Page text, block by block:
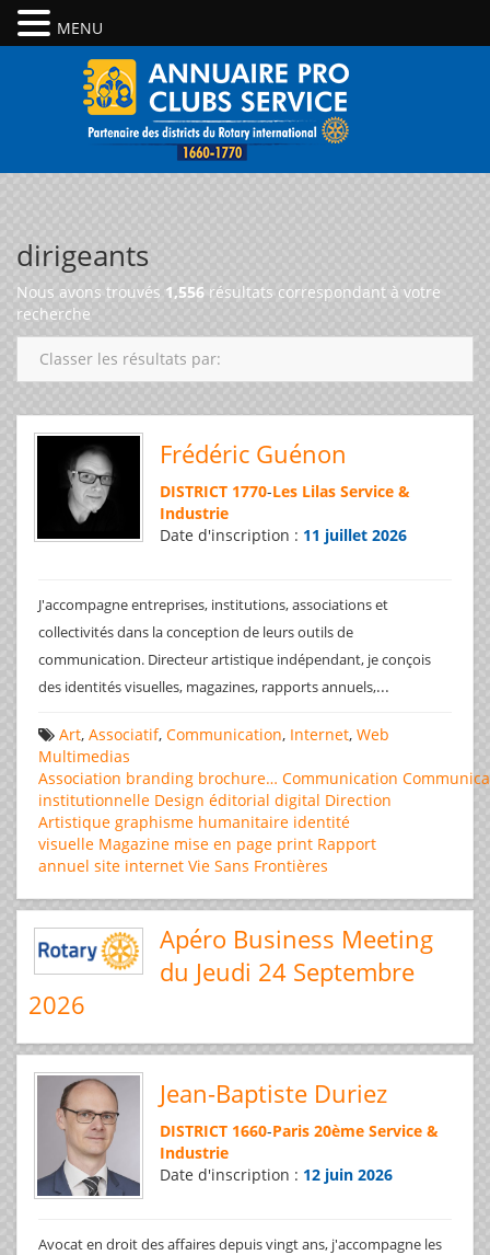
dirigeants
Nous avons trouvés 1,556 résultats correspondant à votre
recherche
Classer les résultats par:
Frédéric Guénon
DISTRICT 1770-Les Lilas Service &
Industrie
Date d'inscription : 11 juillet 2026
J'accompagne entreprises, institutions, associations et
collectivités dans la conception de leurs outils de
communication. Directeur artistique indépendant, je conçois
des identités visuelles, magazines, rapports annuels,...
Art, Associatif, Communication, Internet, Web
Multimedias
Association branding brochure… Communication
institutionnelle Design éditorial digital Direction
Artistique graphisme humanitaire identité
visuelle Magazine mise en page print Rapport
annuel site internet Vie Sans Frontières
Apéro Business Meeting
du Jeudi 24 Septembre
2026
Jean-Baptiste Duriez
DISTRICT 1660-Paris 20ème Service &
Industrie
Date d'inscription : 12 juin 2026
Avocat en droit des affaires depuis vingt ans, j'accompagne les
MENU